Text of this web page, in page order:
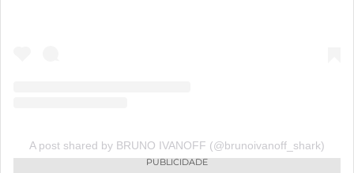
A post shared by BRUNO IVANOFF (@brunoivanoff_shark)
PUBLICIDADE